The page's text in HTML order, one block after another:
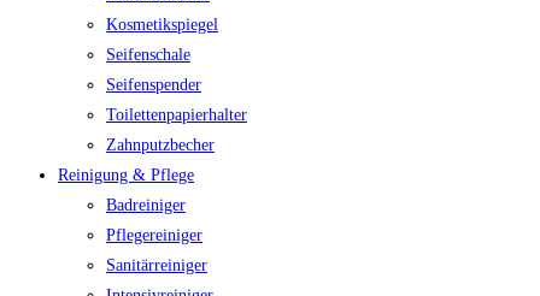
Kosmetikspiegel
Seifenschale
Seifenspender
Toilettenpapierhalter
Zahnputzbecher
Reinigung & Pflege
Badreiniger
Pflegereiniger
Sanitärreiniger